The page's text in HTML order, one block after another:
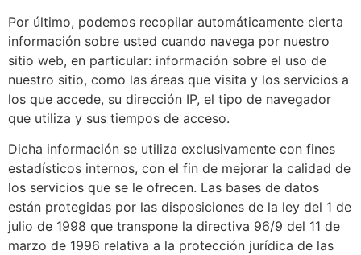
Por último, podemos recopilar automáticamente cierta
información sobre usted cuando navega por nuestro
sitio web, en particular: información sobre el uso de
nuestro sitio, como las áreas que visita y los servicios a
los que accede, su dirección IP, el tipo de navegador
que utiliza y sus tiempos de acceso.
Dicha información se utiliza exclusivamente con fines
estadísticos internos, con el fin de mejorar la calidad de
los servicios que se le ofrecen. Las bases de datos
están protegidas por las disposiciones de la ley del 1 de
julio de 1998 que transpone la directiva 96/9 del 11 de
marzo de 1996 relativa a la protección jurídica de las